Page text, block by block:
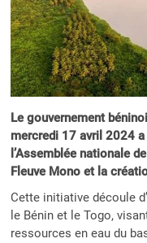
Le gouvernement
mercredi 17 avril 2024
l’Assemblée nationale
Fleuve Mono et la
Cette initiative découle
le Bénin et le Togo,
ressources en eau du